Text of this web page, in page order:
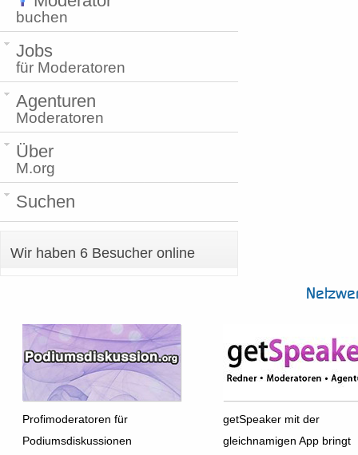
buchen
Jobs
für Moderatoren
Agenturen
Moderatoren
Über
M.org
Suchen
Wir haben 6 Besucher online
Profimoderatoren für
Podiumsdiskussionen
getSpeaker mit der
gleichnamigen App bringt